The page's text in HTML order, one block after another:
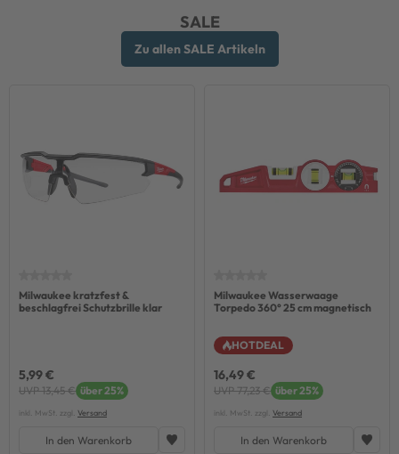
SALE
Zu allen SALE Artikeln
Milwaukee kratzfest &
beschlagfrei Schutzbrille klar
5,99 €
UVP 13,45 € über 25%
inkl. MwSt. zzgl. Versand
In den Warenkorb
Milwaukee Wasserwaage
Torpedo 360° 25 cm magnetisch
HOTDEAL
16,49 €
UVP 77,23 € über 25%
inkl. MwSt. zzgl. Versand
In den Warenkorb